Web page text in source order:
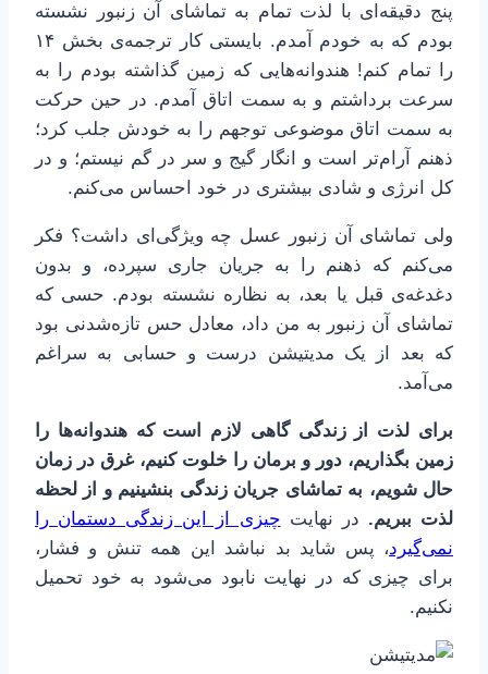
پنج دقیقه‌ای با لذت تمام به تماشای آن زنبور نشسته
بودم که به خودم آمدم. بایستی کار ترجمه‌ی بخش ۱۴
را تمام کنم! هندوانه‌هایی که زمین گذاشته بودم را به
سرعت برداشتم و به سمت اتاق آمدم. در حین حرکت
به سمت اتاق موضوعی توجهم را به خودش جلب کرد؛
ذهنم آرام‌تر است و انگار گیج و سر در گم نیستم؛ و در
کل انرژی و شادی بیشتری در خود احساس می‌کنم.
ولی تماشای آن زنبور عسل چه ویژگی‌ای داشت؟ فکر
می‌کنم که ذهنم را به جریان جاری سپرده، و بدون
دغدغه‌ی قبل یا بعد، به نظاره نشسته بودم. حسی که
تماشای آن زنبور به من داد، معادل حس تازه‌شدنی بود
که بعد از یک مدیتیشن درست و حسابی به سراغم
می‌آمد.
برای لذت از زندگی گاهی لازم است که هندوانه‌ها را
زمین بگذاریم، دور و برمان را خلوت کنیم، غرق در زمان
حال شویم، به تماشای جریان زندگی بنشینیم و از لحظه
لذت ببریم. در نهایت چیزی از این زندگی دستمان را
نمی‌گیرد، پس شاید بد نباشد این همه تنش و فشار،
برای چیزی که در نهایت نابود می‌شود به خود تحمیل
نکنیم.